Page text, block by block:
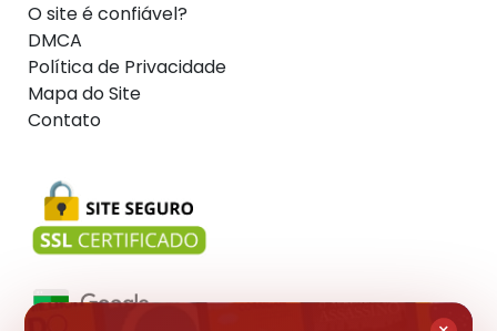
O site é confiável?
DMCA
Política de Privacidade
Mapa do Site
Contato